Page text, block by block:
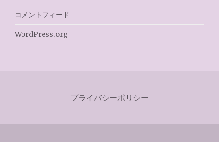
コメントフィード
WordPress.org
プライバシーポリシー